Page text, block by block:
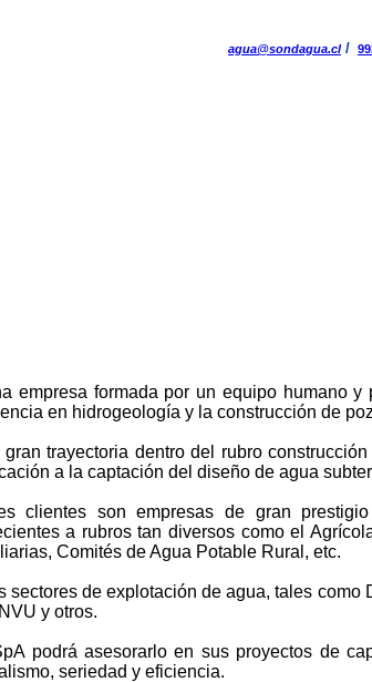
agua@sondagua.cl/
empresa formada por un equipo humano y
en hidrogeología y la construcción de
trayectoria dentro del rubro
a la captación del diseño de agua
clientes son empresas de gran
a rubros tan diversos como el
Comités de Agua Potable Rural, etc.
de explotación de agua, tales como
y otros.
podrá asesorarlo en sus proyectos de
seriedad y eficiencia.